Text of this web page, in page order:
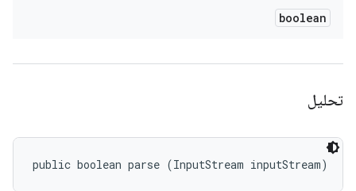
boolean
تحليل
public boolean parse (InputStream inputStream)